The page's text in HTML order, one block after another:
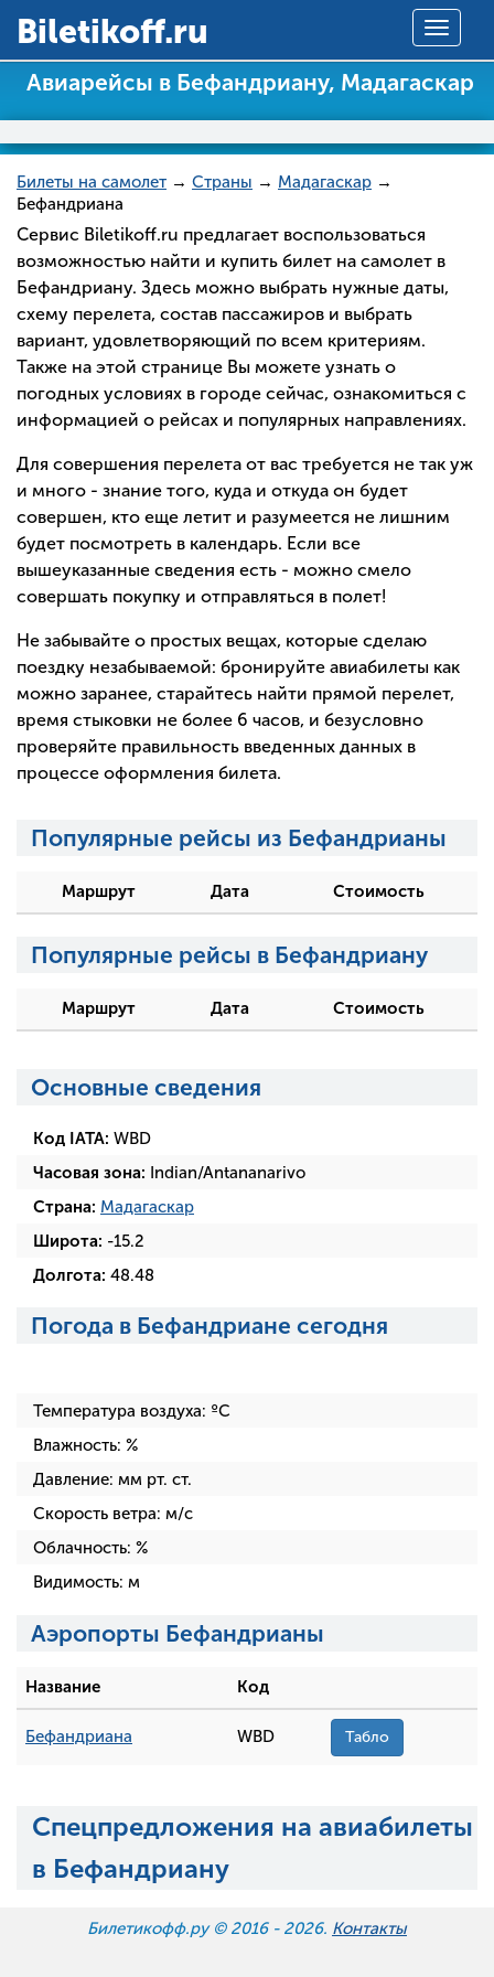
Toggle
Вiletikoff.ru
Авиарейсы в Бефандриану, Мадагаскар
Билеты на самолет → Страны → Мадагаскар →
Бефандриана
Сервис Biletikoff.ru предлагает воспользоваться
возможностью найти и купить билет на самолет в
Бефандриану. Здесь можно выбрать нужные даты,
схему перелета, состав пассажиров и выбрать
вариант, удовлетворяющий по всем критериям.
Также на этой странице Вы можете узнать о
погодных условиях в городе сейчас, ознакомиться с
информацией о рейсах и популярных направлениях.
Для совершения перелета от вас требуется не так уж
и много - знание того, куда и откуда он будет
совершен, кто еще летит и разумеется не лишним
будет посмотреть в календарь. Если все
вышеуказанные сведения есть - можно смело
совершать покупку и отправляться в полет!
Не забывайте о простых вещах, которые сделаю
поездку незабываемой: бронируйте авиабилеты как
можно заранее, старайтесь найти прямой перелет,
время стыковки не более 6 часов, и безусловно
проверяйте правильность введенных данных в
процессе оформления билета.
Популярные рейсы из Бефандрианы
Маршрут Дата Стоимость
Популярные рейсы в Бефандриану
Маршрут Дата Стоимость
Основные сведения
Код IATA: WBD
Часовая зона: Indian/Antananarivo
Страна: Мадагаскар
Широта: -15.2
Долгота: 48.48
Погода в Бефандриане сегодня
Температура воздуха: ºC
Влажность: %
Давление: мм рт. ст.
Скорость ветра: м/с
Облачность: %
Видимость: м
Аэропорты Бефандрианы
Название Код
Бефандриана WBD Табло
Спецпредложения на авиабилеты
в Бефандриану
Билетикофф.ру © 2016 - 2026. Контакты